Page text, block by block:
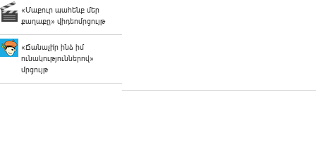
«Մաքուր պահենք մեր
քաղաքը» վիդեոմրցույթ
«Ճանաչի՛ր ինձ իմ
ունակություններով»
մրցույթ